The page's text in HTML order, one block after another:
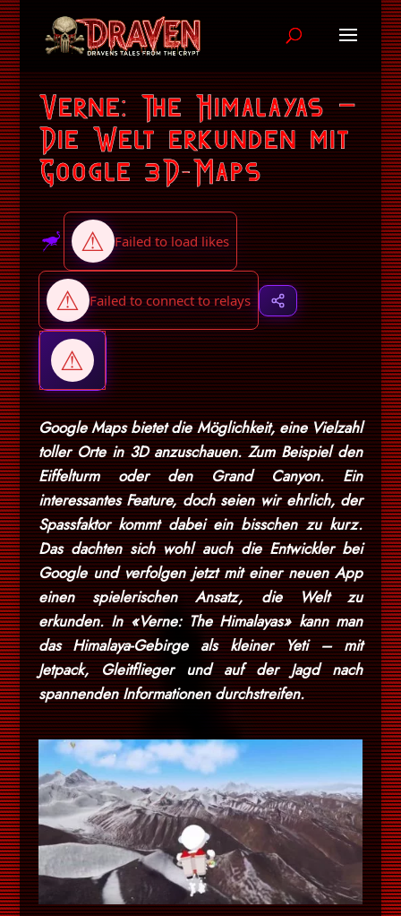
Verne: The Himalayas –
Die Welt erkunden mit
Google 3D-Maps
Google Maps bietet die Möglichkeit, eine Vielzahl
toller Orte in 3D anzuschauen. Zum Beispiel den
Eiffelturm oder den Grand Canyon. Ein
interessantes Feature, doch seien wir ehrlich, der
Spassfaktor kommt dabei ein bisschen zu kurz.
Das dachten sich wohl auch die Entwickler bei
Google und verfolgen jetzt mit einer neuen App
einen spielerischen Ansatz, die Welt zu
erkunden. In «Verne: The Himalayas» kann man
das Himalaya-Gebirge als kleiner Yeti – mit
Jetpack, Gleitflieger und auf der Jagd nach
spannenden Informationen durchstreifen.